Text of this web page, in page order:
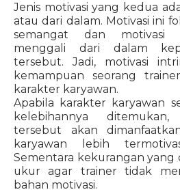
Jenis motivasi yang kedua
atau dari dalam. Motivasi ini
semangat dan motivasi
menggali dari dalam
tersebut. Jadi, motivasi
kemampuan seorang
karakter karyawan.
Apabila karakter karyawan
kelebihannya
tersebut akan
karyawan lebih
Sementara kekurangan yang
ukur agar trainer tidak
bahan motivasi.